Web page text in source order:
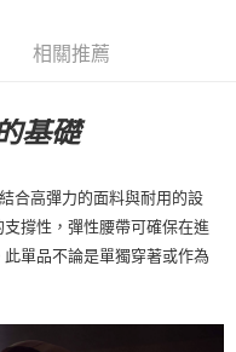
費
運費
相關推薦
基礎
合高彈力的面料與耐用的設
撐性，彈性腰帶可確保在進
單品不論是單獨穿著或作為